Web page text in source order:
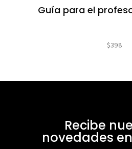
Guía para el
$398
Recibe
novedades